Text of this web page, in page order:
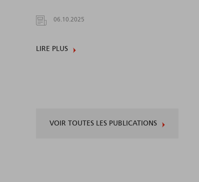
06.10.2025
LIRE PLUS
VOIR TOUTES LES PUBLICATIONS